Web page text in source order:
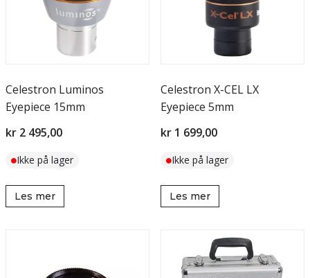
Celestron Luminos
Eyepiece 15mm
kr 2 495,00
Ikke på lager
Les mer
Celestron X-CEL LX
Eyepiece 5mm
kr 1 699,00
Ikke på lager
Les mer